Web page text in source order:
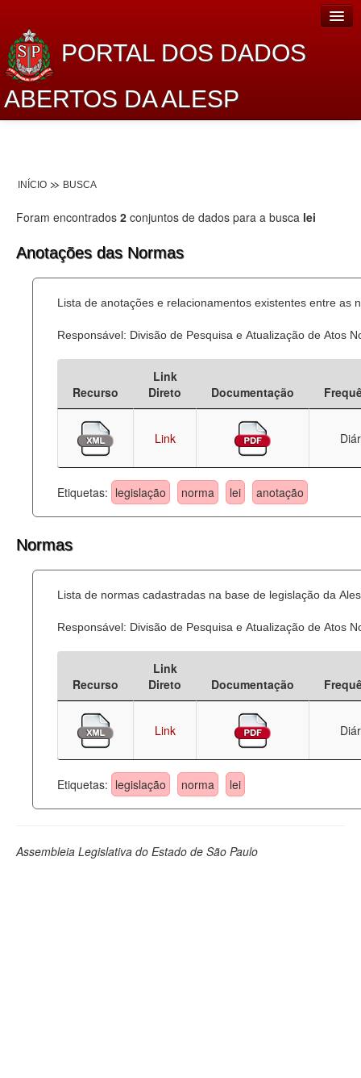
PORTAL DOS DADOS
ABERTOS DA ALESP
Lei de Acesso à Informação
Dados Governamentais Abertos
Processo Legislativo
Deputados Estaduais
Administração
Legislação
Perguntas frequentes
Contato
INÍCIO BUSCA
Foram encontrados 2 conjuntos de dados para a busca lei
Anotações das Normas
Lista de anotações e relacionamentos existentes entre as
Responsável: Divisão de Pesquisa e Atualização de Atos
Recurso
Link
Direto
Documentação
Link
Etiquetas: legislação norma lei anotação
Normas
Lista de normas cadastradas na base de legislação da
Responsável: Divisão de Pesquisa e Atualização de Atos
Recurso
Link
Direto
Documentação
Link
Etiquetas: legislação norma lei
Assembleia Legislativa do Estado de São Paulo